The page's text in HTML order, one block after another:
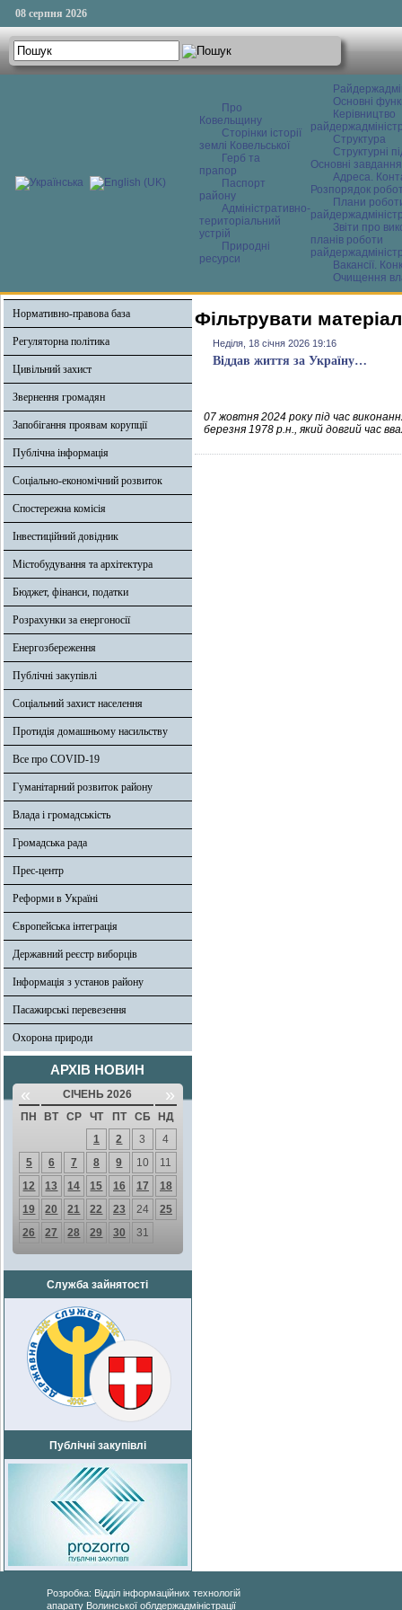
08 серпня 2026
Про
Ковельщину
Сторінки історії
землі Ковельської
Герб та
прапор
Паспорт
району
Адміністративно-
територіальний
устрій
Природні
ресурси
Основні
Керівництво
Структура
Структурні
Основні завдання
Адреса.
Розпорядок
Плани
Звіти про
планів роботи
Вакансії.
Очищення
Нормативно-правова база
Регуляторна політика
Цивільний захист
Звернення громадян
Запобігання проявам корупції
Публічна інформація
Соціально-економічний розвиток
Спостережна комісія
Інвестиційний довідник
Містобудування та архітектура
Бюджет, фінанси, податки
Розрахунки за енергоносії
Енергозбереження
Публічні закупівлі
Соціальний захист населення
Протидія домашньому насильству
Все про COVID-19
Гуманітарний розвиток району
Влада і громадськість
Громадська рада
Прес-центр
Реформи в Україні
Європейська інтеграція
Державний реєстр виборців
Інформація з установ району
Пасажирські перевезення
Охорона природи
АРХІВ НОВИН
« СІЧЕНЬ 2026 »
ПН ВТ СР ЧТ ПТ СБ
НД
1
2 3
4
5
6 7 8 9 10
11
12
13 14 15 16 17
18
19
20 21 22 23 24
25
26
27 28 29 30 31
Служба зайнятості
Публічні закупівлі
Фільтрувати
Неділя, 18 січня 2026 19:16
Віддав життя за Україну…
07 жовтня 2024 року під час
березня 1978 р.н., який довгий час
Розробка: Відділ інформаційних технологій
апарату Волинської облдержадміністрації